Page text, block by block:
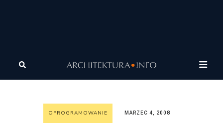
Wiadomości
Decor
OPROGRAMOWANIE MARZEC 4, 2008